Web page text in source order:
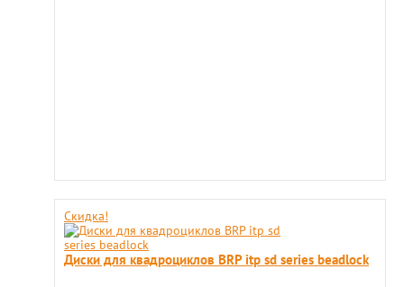
Скидка!
Диски для квадроциклов BRP itp sd series beadlock